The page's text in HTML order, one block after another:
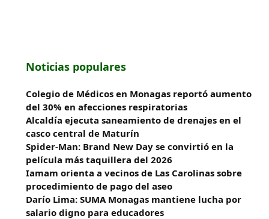
Noticias populares
Colegio de Médicos en Monagas reportó aumento
del 30% en afecciones respiratorias
Alcaldía ejecuta saneamiento de drenajes en el
casco central de Maturín
Spider-Man: Brand New Day se convirtió en la
película más taquillera del 2026
Iamam orienta a vecinos de Las Carolinas sobre
procedimiento de pago del aseo
Darío Lima: SUMA Monagas mantiene lucha por
salario digno para educadores